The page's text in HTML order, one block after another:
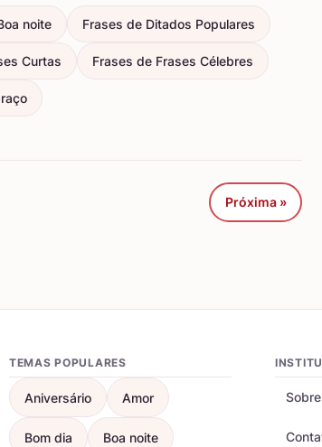
noite Frases de Ditados Populares
Curtas Frases de Frases Célebres
Próxima »
TEMAS POPULARES
Aniversário Amor
Bom dia Boa noite
Sobre